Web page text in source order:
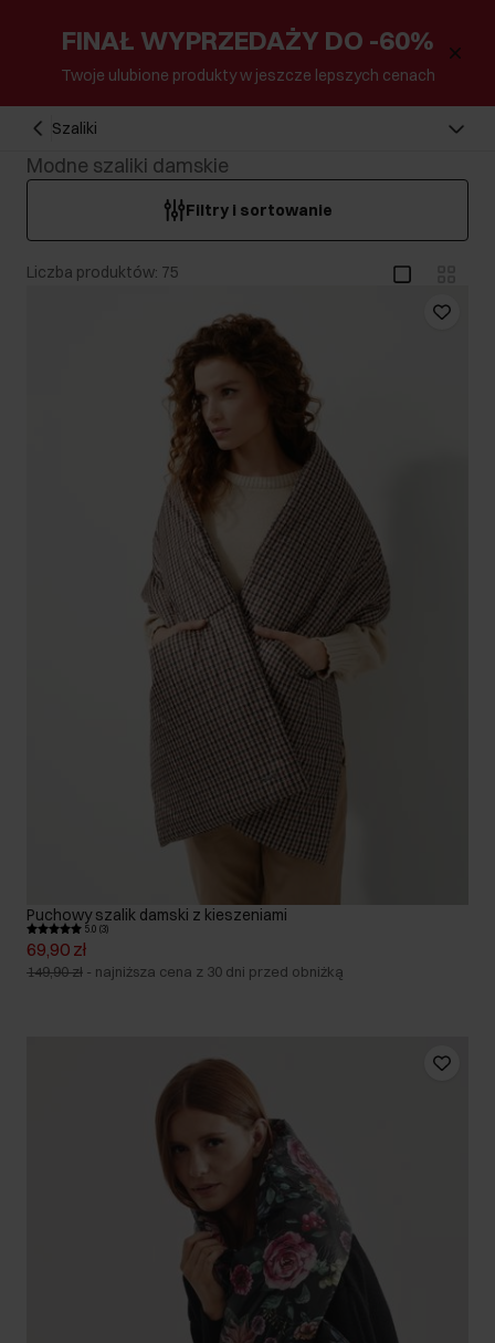
FINAŁ WYPRZEDAŻY DO -60%
Twoje ulubione produkty w jeszcze lepszych cenach
Szaliki
Modne szaliki damskie
Filtry i sortowanie
Liczba produktów: 75
Puchowy szalik damski z kieszeniami
5.0 (3)
69,90 zł
149,90 zł - najniższa cena z 30 dni przed obniżką